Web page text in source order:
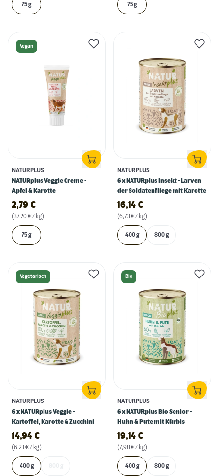
75 g 75 g
Vegan
NATURPLUS
NATURplus Veggie Creme -
Apfel & Karotte
2,79 €
(37,20 € / kg)
75 g
NATURPLUS
6 x NATURplus Insekt - Larven
der Soldatenfliege mit Karotte
16,14 €
(6,73 € / kg)
400 g 800 g
Vegetarisch
NATURPLUS
6 x NATURplus Veggie -
Kartoffel, Karotte & Zucchini
14,94 €
(6,23 € / kg)
400 g
Bio
NATURPLUS
6 x NATURplus Bio Senior -
Huhn & Pute mit Kürbis
19,14 €
(7,98 € / kg)
400 g 800 g